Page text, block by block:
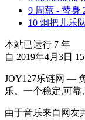
9 周蕙 - 替身
10 烟把儿乐
本站已运行 7 年
自 2019年4月3日
JOY127乐链网 —
乐。一个稳定,可
由于音乐来自网友